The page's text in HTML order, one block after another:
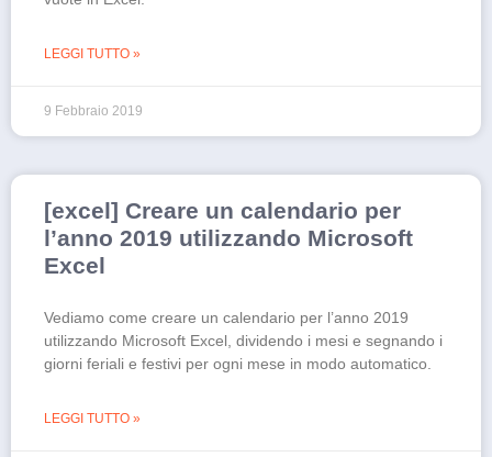
LEGGI TUTTO »
9 Febbraio 2019
[excel] Creare un calendario per
l’anno 2019 utilizzando Microsoft
Excel
Vediamo come creare un calendario per l’anno 2019
utilizzando Microsoft Excel, dividendo i mesi e segnando i
giorni feriali e festivi per ogni mese in modo automatico.
LEGGI TUTTO »